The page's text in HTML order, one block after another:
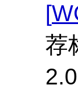
[
荐